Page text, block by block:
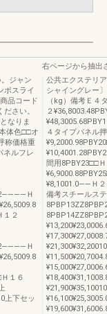
ジャン
ボスライ
品コード
さい。
なりま
体色□□オ
称価格重
ネルフレ
Ｈ
２
Ｈ
１６
上下セッ
右ページから抽出
公共エクステリ
シャイングレー
（kg）備考Ｅ４
２
４タイプパネル
間用8PBY23□□
¥8,1001.0――Ｈ２
備考スチールス